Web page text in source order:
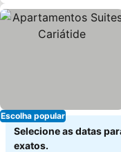
Escolha popular
Selecione as datas
exatos.